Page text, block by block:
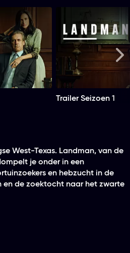
Trailer Seizoen 1
West-Texas. Landman, van de
je onder in een
en hebzucht in de
de zoektocht naar het zwarte